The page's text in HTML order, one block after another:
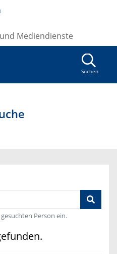
Mediendienste
Suchen
Person ein.